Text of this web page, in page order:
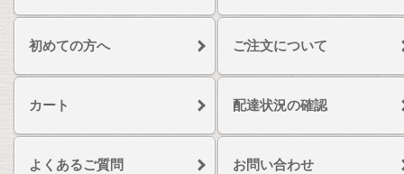
初めての方へ ご注文について
カート 配達状況の確認
よくあるご質問 お問い合わせ